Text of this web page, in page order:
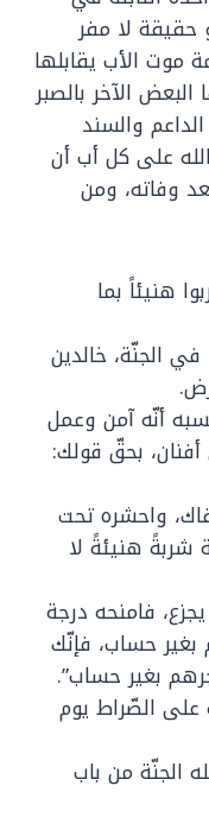
حقيقة لا مفر
موت الأب يقابلها
الآخر بالصبر
الداعم والسند
على كل أب أن
وفاته، ومن
هنيئاً بما
الجنّة، خالدين
أنّه آمن وعمل
بحقّ قولك:
واحشره تحت
شربةً هنيئةً لا
فامنحه درجة
بغير حساب، فإنّك
بغير حساب”.
على الصّراط يوم
الجنّة من باب